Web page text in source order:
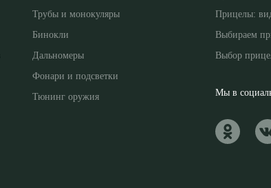
Трубы и монокуляры
Бинокли
Дальномеры
Фонари и подсветки
Тюнинг оружия
Прицелы:
Выбираем
Выбор
Мы в